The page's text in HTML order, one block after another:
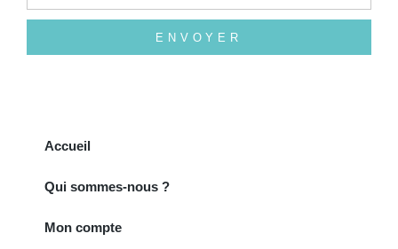
ENVOYER
Accueil
Qui sommes-nous ?
Mon compte